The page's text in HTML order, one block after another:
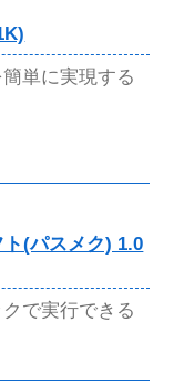
単に実現する
ト(パスメク) 1.0
で実行できる